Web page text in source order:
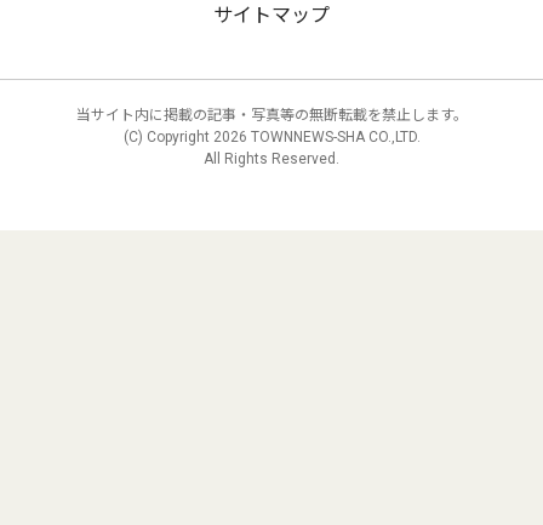
サイトマップ
当サイト内に掲載の記事・写真等の無断転載を禁止します。
(C) Copyright 2026 TOWNNEWS-SHA CO.,LTD.
All Rights Reserved.